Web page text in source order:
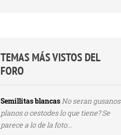
TEMAS MÁS VISTOS DEL
FORO
Semillitas blancasNo seran gusanos
planos o cestodes lo que tiene? Se
parece a lo de la foto...